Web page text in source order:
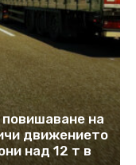
повишаване на
движението
над 12 т в